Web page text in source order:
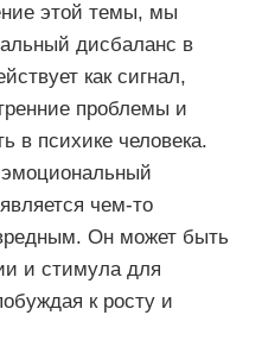
этой темы, мы
дисбаланс в
как сигнал,
проблемы и
в психике человека.
чем-то
Он может быть
и стимула для
к росту и